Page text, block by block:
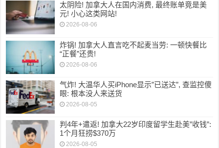
太阴险! 加拿大人在国内消费, 最终账单竟是美
元! 小心这类网站!
2026-08-06
炸锅! 加拿大人直言吃不起麦当劳: 一顿快餐比
“正餐”还贵!
2026-08-06
气炸! 大温华人买iPhone显示”已送达”, 查监控傻
眼: 根本没人来送货
2026-08-05
判4年+遣返! 加拿大22岁印度留学生赴美”收钱”:
1个月狂捞$370万
2026-08-05